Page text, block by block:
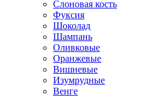
Слоновая кость
Фуксия
Шоколад
Шампань
Оливковые
Оранжевые
Вишневые
Изумрудные
Венге